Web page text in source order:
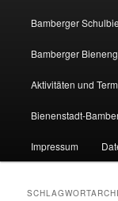
Bamberger
Bamberger
Aktivitäten und
Bienenstadt-
Impressum